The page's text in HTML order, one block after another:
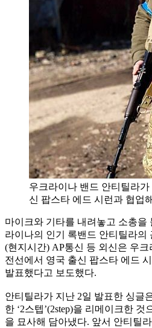
우크라이나 밴드 안티틸라
신 팝스타 에드 시런과 협업
마이크와 기타를 내려놓고 소총을
라이나의 인기 록밴드 안티틸라의
(현지시간) AP통신 등 외신은 우
전선에서 영국 출신 팝스타 에드
발표했다고 보도했다.
안티틸라가 지난 2일 발표한 싱글
한 ‘2스텝’(2step)을 리메이크한
을 묘사해 담아냈다. 앞서 안티틸